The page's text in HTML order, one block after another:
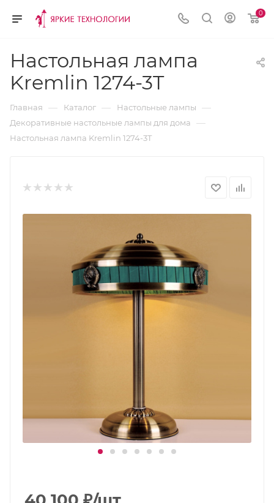
0
Настольная лампа
Kremlin 1274-3T
Главная — Каталог — Настольные лампы —
Декоративные настольные лампы для дома —
Настольная лампа Kremlin 1274-3T